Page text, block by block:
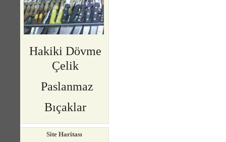
Hakiki Dövme
Çelik
Paslanmaz
Bıçaklar
Site Haritası